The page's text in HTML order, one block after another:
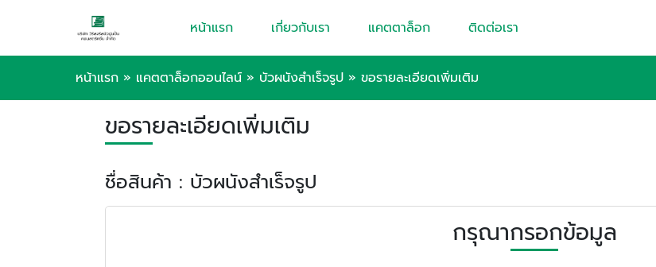
หน้าแรก เกี่ยวกับเรา แคตตาล็อก ติดต่อเรา
หน้าแรก » แคตตาล็อกออนไลน์ » บัวผนังสําเร็จรูป » ขอรายละเอียดเพิ่มเติม
ขอรายละเอียดเพิ่มเติม
ชื่อสินค้า : บัวผนังสําเร็จรูป
กรุณากรอกข้อมูล